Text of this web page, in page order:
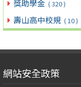
獎助學金 ( 320 )
壽山高中校規 ( 10 )
網站安全政策